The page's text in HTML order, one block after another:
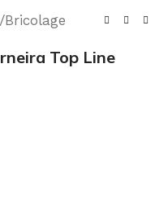
/Bricolage
Top Line